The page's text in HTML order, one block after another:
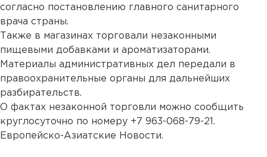
согласно постановлению главного санитарного
врача страны.
Также в магазинах торговали незаконными
пищевыми добавками и ароматизаторами.
Материалы административных дел передали в
правоохранительные органы для дальнейших
разбирательств.
О фактах незаконной торговли можно сообщить
круглосуточно по номеру +7 963-068-79-21.
Европейско-Азиатские Новости.